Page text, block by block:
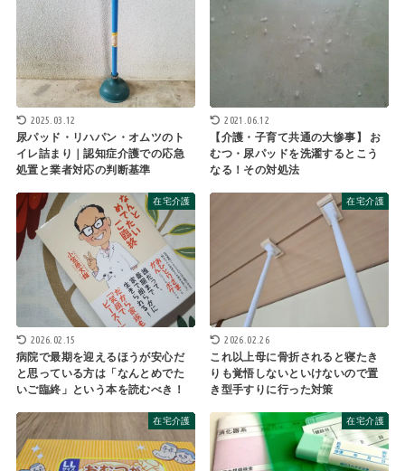
2025.03.12
尿パッド・リハパン・オムツのト
イレ詰まり｜認知症介護での応急
処置と業者対応の判断基準
2021.06.12
【介護・子育て共通の大惨事】 お
むつ・尿パッドを洗濯するとこう
なる！その対処法
在宅介護
2026.02.15
病院で最期を迎えるほうが安心だ
と思っている方は「なんとめでた
いご臨終」という本を読むべき！
在宅介護
2026.02.26
これ以上母に骨折されると寝たき
りも覚悟しないといけないので置
き型手すりに行った対策
在宅介護 在宅介護